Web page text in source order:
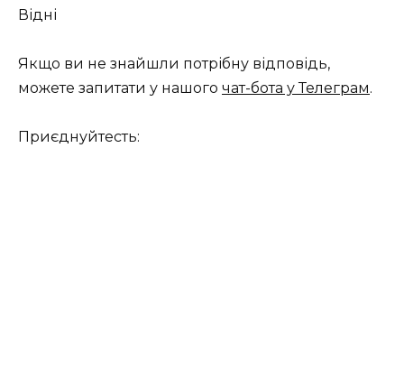
Відні
Якщо ви не знайшли потрібну відповідь,
можете запитати у нашого чат-бота у Телеграм.
Приєднуйтесть: